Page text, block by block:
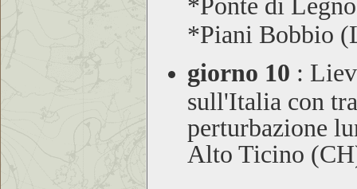
*Ponte di
*Piani Bobbio
giorno 10 :
sull'Italia con
perturbazione
Alto Ticino